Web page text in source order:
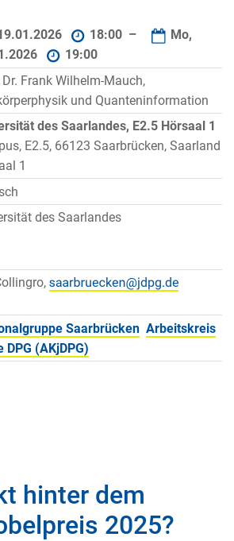
18:00 –
Mo,
19:00
Frank Wilhelm-Mauch,
und Quanteninformation
des Saarlandes, E2.5 Hörsaal 1
E2.5, 66123 Saarbrücken, Saarland
1
des Saarlandes
Saarbrücken Arbeitskreis
DPG (AKjDPG)
hinter dem
2025?